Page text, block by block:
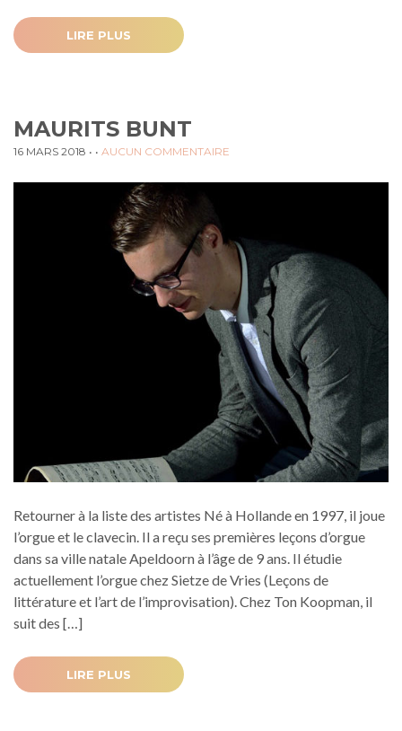
LIRE PLUS
MAURITS BUNT
16 MARS 2018 • • AUCUN COMMENTAIRE
Retourner à la liste des artistes Né à Hollande en 1997, il joue
l’orgue et le clavecin. Il a reçu ses premières leçons d’orgue
dans sa ville natale Apeldoorn à l’âge de 9 ans. Il étudie
actuellement l’orgue chez Sietze de Vries (Leçons de
littérature et l’art de l’improvisation). Chez Ton Koopman, il
suit des […]
LIRE PLUS